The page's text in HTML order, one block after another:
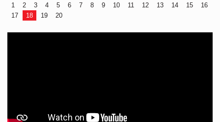
1 2 3 4 5 6 7 8 9 10 11 12 13 14 15
16
17
18 19 20